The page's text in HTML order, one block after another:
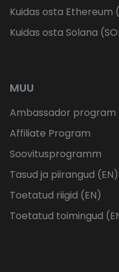
Kuidas osta Ethereum
Kuidas osta Solana
MUU
Ambassador program
Affiliate Program
Soovitusprogramm
Tasud ja piirangud (EN)
Toetatud riigid (EN)
Toetatud toimingud